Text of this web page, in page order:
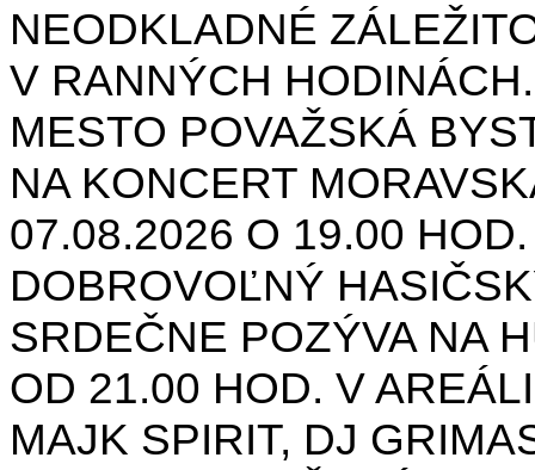
NEODKLADNÉ
V RANNÝCH
MESTO POVAŽSKÁ
NA KONCERT
07.08.2026 O 19.00
DOBROVOĽNÝ
SRDEČNE POZÝVA NA
OD 21.00 HOD. V
MAJK SPIRIT, DJ